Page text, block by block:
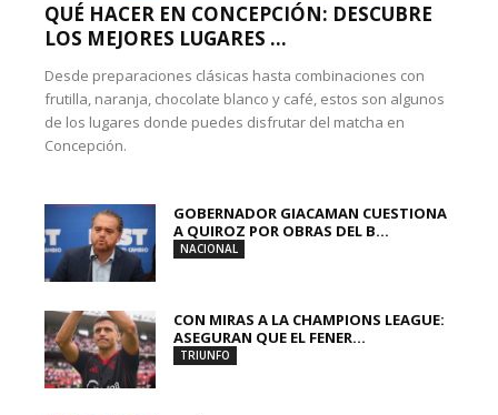
QUÉ HACER EN CONCEPCIÓN: DESCUBRE
LOS MEJORES LUGARES ...
Desde preparaciones clásicas hasta combinaciones con
frutilla, naranja, chocolate blanco y café, estos son algunos
de los lugares donde puedes disfrutar del matcha en
Concepción.
GOBERNADOR GIACAMAN CUESTIONA
A QUIROZ POR OBRAS DEL B...
NACIONAL
CON MIRAS A LA CHAMPIONS LEAGUE:
ASEGURAN QUE EL FENER...
TRIUNFO